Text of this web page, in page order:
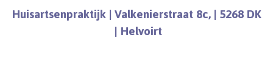
Huisartsenpraktijk | Valkenierstraat 8c, | 5268 DK
| Helvoirt